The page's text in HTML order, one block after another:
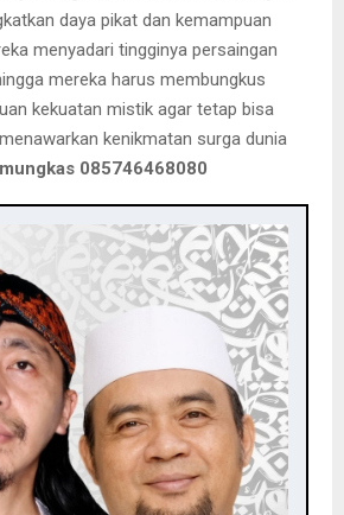
daya pikat dan kemampuan
menyadari tingginya persaingan
mereka harus membungkus
kekuatan mistik agar tetap bisa
kenikmatan surga dunia
085746468080